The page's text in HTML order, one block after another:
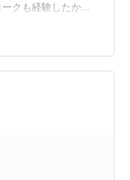
クも経験したかっ
な価格競争を受け
るように工夫して
な気もする。
上げすることはでき
も大きな不都合を